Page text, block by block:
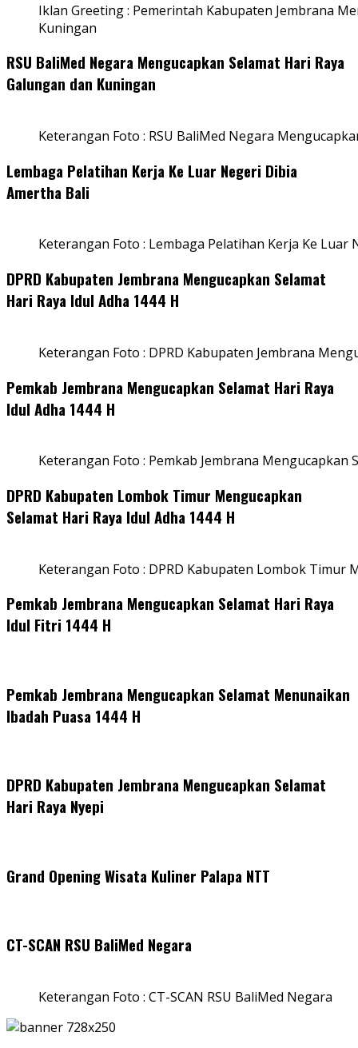
Iklan Greeting : Pemerintah Kabupaten Jembrana
Kuningan
RSU BaliMed Negara Mengucapkan Selamat Hari Raya
Galungan dan Kuningan
Keterangan Foto : RSU BaliMed Negara
Lembaga Pelatihan Kerja Ke Luar Negeri Dibia
Amertha Bali
Keterangan Foto : Lembaga Pelatihan Kerja Ke Luar
DPRD Kabupaten Jembrana Mengucapkan Selamat
Hari Raya Idul Adha 1444 H
Keterangan Foto : DPRD Kabupaten Jembrana
Pemkab Jembrana Mengucapkan Selamat Hari Raya
Idul Adha 1444 H
Keterangan Foto : Pemkab Jembrana Mengucapkan
DPRD Kabupaten Lombok Timur Mengucapkan
Selamat Hari Raya Idul Adha 1444 H
Keterangan Foto : DPRD Kabupaten Lombok Timur
Pemkab Jembrana Mengucapkan Selamat Hari Raya
Idul Fitri 1444 H
Pemkab Jembrana Mengucapkan Selamat Menunaikan
Ibadah Puasa 1444 H
DPRD Kabupaten Jembrana Mengucapkan Selamat
Hari Raya Nyepi
Grand Opening Wisata Kuliner Palapa NTT
CT-SCAN RSU BaliMed Negara
Keterangan Foto : CT-SCAN RSU BaliMed Negara